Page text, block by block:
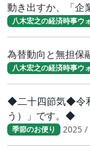
動き出すか、「企
八木宏之の経済時事ウ
為替動向と無担保
八木宏之の経済時事ウ
◆二十四節気◆令
う）」です。◆
季節のお便り 2025 /